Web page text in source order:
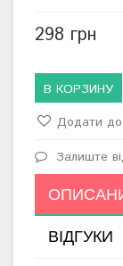
298 грн
В КОРЗИНУ
Додати до
Залиште
ВІДГУКИ